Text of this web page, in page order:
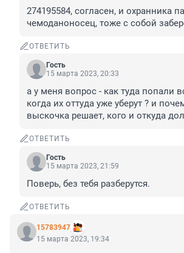
274195584, согласен, и охранника
чемоданоносец, тоже с собой
ОТВЕТИТЬ
Гость
15 марта 2023, 20:33
а у меня вопрос - как туда попали
когда их оттуда уже уберут ? и
выскочка решает, кого и откуда
ОТВЕТИТЬ
Гость
15 марта 2023, 21:59
Поверь, без тебя разберутся.
ОТВЕТИТЬ
15783947
15 марта 2023, 19:34